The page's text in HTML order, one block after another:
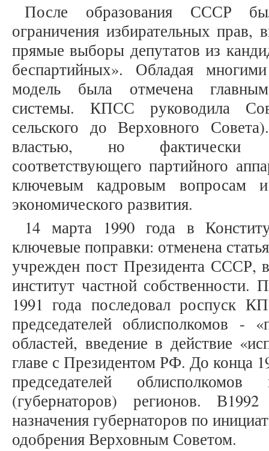
После образования СССР
ограничения избирательных
прямые выборы депутатов из
беспартийных». Обладая
модель была отмечена
системы. КПСС руководила
сельского до Верховного
властью, но фактически
соответствующего партийного
ключевым кадровым вопросам и
экономического развития.
14 марта 1990 года в
ключевые поправки: отменена
учрежден пост Президента СССР,
институт частной собственности.
1991 года последовал роспуск
председателей облисполкомов
областей, введение в действие
главе с Президентом РФ. До конца
председателей
(губернаторов) регионов.
назначения губернаторов по
одобрения Верховным Советом.